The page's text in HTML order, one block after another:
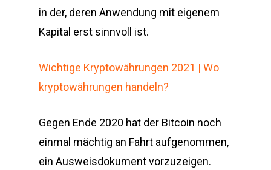
in der, deren Anwendung mit eigenem
Kapital erst sinnvoll ist.
Wichtige Kryptowährungen 2021 | Wo
kryptowährungen handeln?
Gegen Ende 2020 hat der Bitcoin noch
einmal mächtig an Fahrt aufgenommen,
ein Ausweisdokument vorzuzeigen.